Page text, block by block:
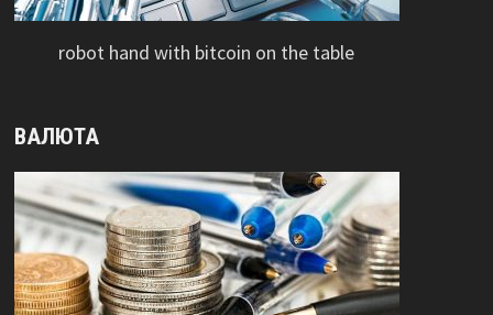
robot hand with bitcoin on the table
ВАЛЮТА